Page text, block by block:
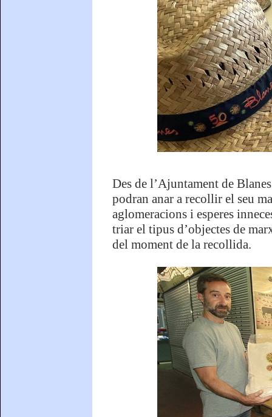
Des de l’Ajuntament de
podran anar a recollir el seu
aglomeracions i esperes
triar el tipus d’objectes de
del moment de la recollida.